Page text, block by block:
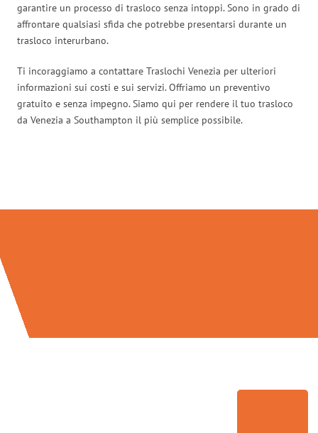
garantire un processo di trasloco senza intoppi. Sono in grado di
affrontare qualsiasi sfida che potrebbe presentarsi durante un
trasloco interurbano.
Ti incoraggiamo a contattare Traslochi Venezia per ulteriori
informazioni sui costi e sui servizi. Offriamo un preventivo
gratuito e senza impegno. Siamo qui per rendere il tuo trasloco
da Venezia a Southampton il più semplice possibile.